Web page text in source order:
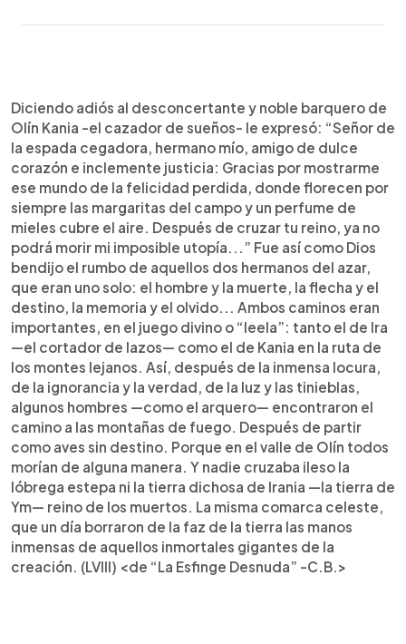
► Escuchar artículo
Diciendo adiós al desconcertante y noble barquero de
Olín Kania -el cazador de sueños- le expresó: “Señor de
la espada cegadora, hermano mío, amigo de dulce
corazón e inclemente justicia: Gracias por mostrarme
ese mundo de la felicidad perdida, donde florecen por
siempre las margaritas del campo y un perfume de
mieles cubre el aire. Después de cruzar tu reino, ya no
podrá morir mi imposible utopía...” Fue así como Dios
bendijo el rumbo de aquellos dos hermanos del azar,
que eran uno solo: el hombre y la muerte, la flecha y el
destino, la memoria y el olvido... Ambos caminos eran
importantes, en el juego divino o “leela”: tanto el de Ira
—el cortador de lazos— como el de Kania en la ruta de
los montes lejanos. Así, después de la inmensa locura,
de la ignorancia y la verdad, de la luz y las tinieblas,
algunos hombres —como el arquero— encontraron el
camino a las montañas de fuego. Después de partir
como aves sin destino. Porque en el valle de Olín todos
morían de alguna manera. Y nadie cruzaba ileso la
lóbrega estepa ni la tierra dichosa de Irania —la tierra de
Ym— reino de los muertos. La misma comarca celeste,
que un día borraron de la faz de la tierra las manos
inmensas de aquellos inmortales gigantes de la
creación. (LVIII) <de “La Esfinge Desnuda” -C.B.>